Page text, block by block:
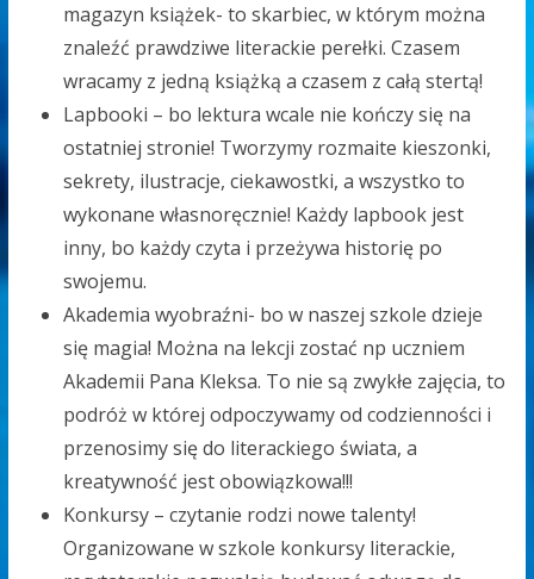
magazyn książek- to skarbiec, w którym można
znaleźć prawdziwe literackie perełki. Czasem
wracamy z jedną książką a czasem z całą stertą!
Lapbooki – bo lektura wcale nie kończy się na
ostatniej stronie! Tworzymy rozmaite kieszonki,
sekrety, ilustracje, ciekawostki, a wszystko to
wykonane własnoręcznie! Każdy lapbook jest
inny, bo każdy czyta i przeżywa historię po
swojemu.
Akademia wyobraźni- bo w naszej szkole dzieje
się magia! Można na lekcji zostać np uczniem
Akademii Pana Kleksa. To nie są zwykłe zajęcia, to
podróż w której odpoczywamy od codzienności i
przenosimy się do literackiego świata, a
kreatywność jest obowiązkowa!!!
Konkursy – czytanie rodzi nowe talenty!
Organizowane w szkole konkursy literackie,